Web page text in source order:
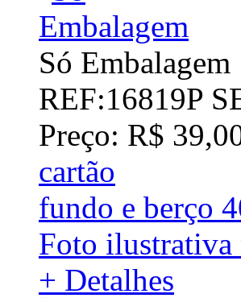
Só Embalagem
REF:16819P
Preço: R$
cartão
fundo e berço
Foto ilustrativa
+ Detalhes